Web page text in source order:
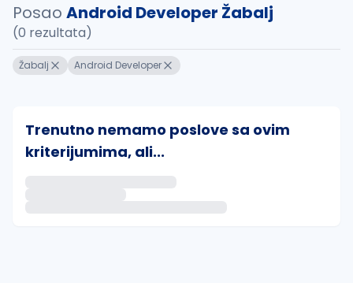
Posao Android Developer Žabalj
(0 rezultata)
Žabalj Android Developer
Trenutno nemamo poslove sa ovim
kriterijumima, ali...